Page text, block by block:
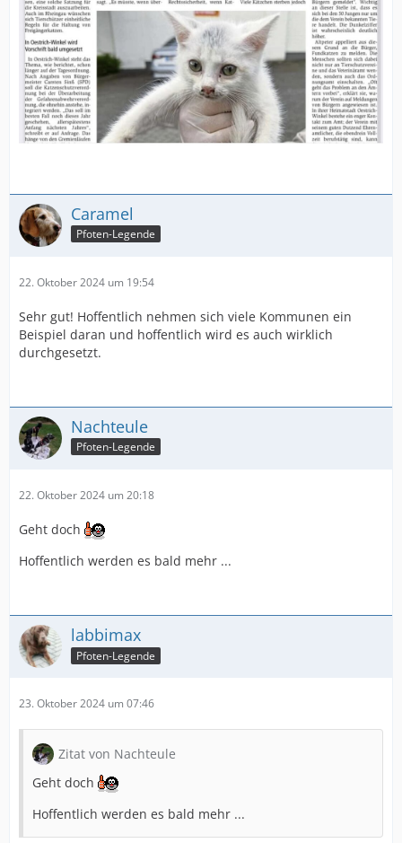
Caramel
Pfoten-Legende
22. Oktober 2024 um 19:54
Sehr gut! Hoffentlich nehmen sich viele Kommunen ein
Beispiel daran und hoffentlich wird es auch wirklich
durchgesetzt.
Nachteule
Pfoten-Legende
22. Oktober 2024 um 20:18
Geht doch
Hoffentlich werden es bald mehr ...
labbimax
Pfoten-Legende
23. Oktober 2024 um 07:46
Zitat von Nachteule
Geht doch
Hoffentlich werden es bald mehr ...